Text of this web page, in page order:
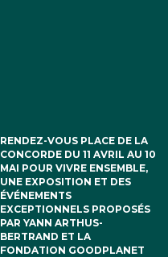
RENDEZ-VOUS PLACE DE LA
CONCORDE DU 11 AVRIL AU 10
MAI POUR VIVRE ENSEMBLE,
UNE EXPOSITION ET DES
ÉVÉNEMENTS
EXCEPTIONNELS PROPOSÉS
PAR YANN ARTHUS-
BERTRAND ET LA
FONDATION GOODPLANET